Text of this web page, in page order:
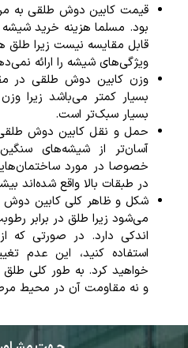
قیمت کابین دوش طلقی به
بود. مسلما هزینه خرید
قابل مقایسه نیست زیرا طلق
ویژگی‌های شیشه را ارائه
وزن کابین دوش طلقی در
بسیار کمتر می‌باشد زیرا
بسیار سبک‌تر است.
حمل و نقل کابین دوش طلقی
آسان‌تر از شیشه‌های
خصوصا در مورد
در طبقات بالا واقع شده‌اند
شکل و ظاهر کلی کابین دوش
می‌شود زیرا طلق در برابر
اندکی دارد. در صورتی
استفاده کنید، این عدم
خواهید کرد. به طور کلی
و نه مقاومت آن در محیط